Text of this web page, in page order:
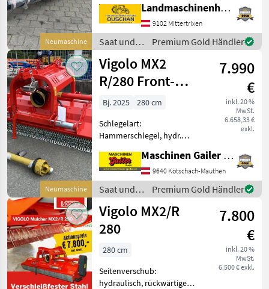
Neumaschine
Seitenverschub, Walzen,
Freilauf im Getriebe,
Kettenschutz, seitliche
Kufen, Bodenstützwalze,
automatische Riemenspan
Landmaschinenhandel Ouschan Anton
9102 Mittertrixen
Saat und
Pflege /
Vigolo
Premium Gold Händler
Neumaschine
Vigolo MX2
R/280 Front-
Heckmulcher
7.990
€
inkl. 20 %
MwSt.
6.658,33 €
exkl.
Bj. 2025
280 cm
Schlegelart:
Hammerschlegel, hydr.
Freilauf im Getriebe
Neumaschine-Profimulcher
mit folgender Ausstattung:
* Doppelbock Kat II für
Front- und
Maschinen Gailer GmbH
9640 Kötschach-Mauthen
Saat und
Pflege /
Vigolo
Premium Gold Händler
Vigolo MX2/R
280
7.800
€
inkl. 20 %
MwSt.
6.500 € exkl.
280 cm
Seitenverschub:
hydraulisch, rückwärtige